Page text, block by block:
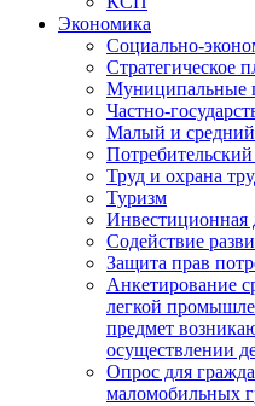
Экономика
Социально-
Стратегическое
Муниципальные
Частно-
Малый и средний
Труд и охрана
Туризм
Инвестиционная
Содействие
Защита прав
Анкетирование
легкой
предмет
осуществлении
Опрос для
маломобильных